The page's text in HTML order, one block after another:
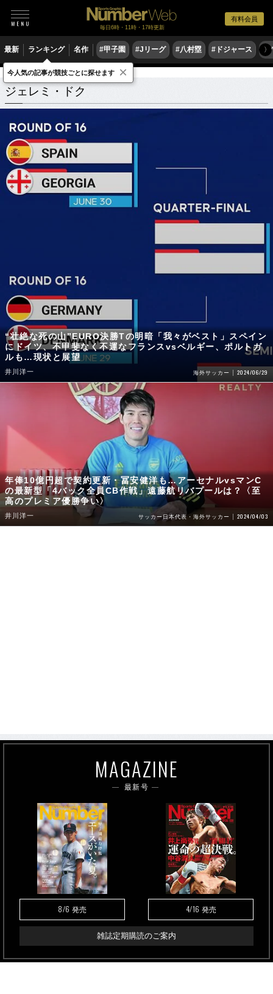
有料会員
毎日6時・11時・17時更新
最新 ランキング 名作 #甲子園 #Jリーグ #八村塁 #ドジャース #
〉
ジェレミ・ドク 関連記事
ジェレミ・ドク
“壮絶な死の山”EURO決勝Tの明暗「我々がベスト」スペイン
にドイツ、不甲斐なく不運なフランスvsベルギー、ポルトガ
ルも…現状と展望
井川洋一 海外サッカー 2024/06/29
年俸10億円超で契約更新・冨安健洋も…アーセナルvsマンC
の最新型「4バック全員CB作戦」遠藤航リバプールは？〈至
高のプレミア優勝争い〉
井川洋一 サッカー日本代表・海外サッカー 2024/04/03
MAGAZINE
最新号
8/6 発売 4/16 発売
雑誌定期購読のご案内
今人気の記事が競技ごとに探せます ×